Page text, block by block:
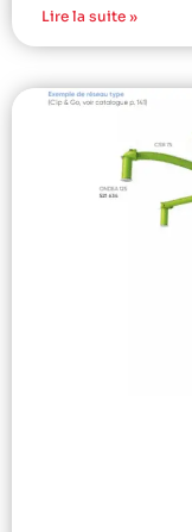
Lire la suite »